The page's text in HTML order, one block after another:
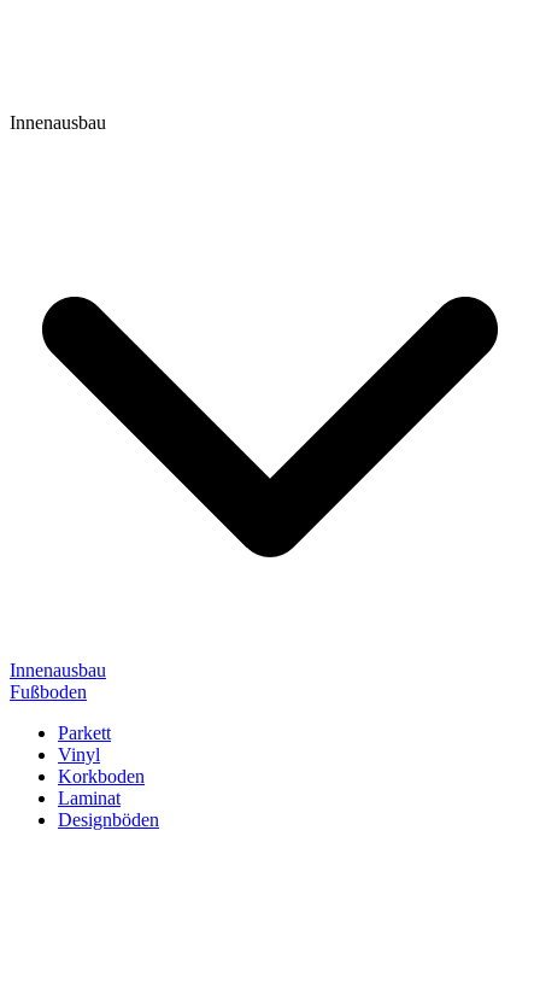
Innenausbau
Innenausbau
Fußboden
Parkett
Vinyl
Korkboden
Laminat
Designböden